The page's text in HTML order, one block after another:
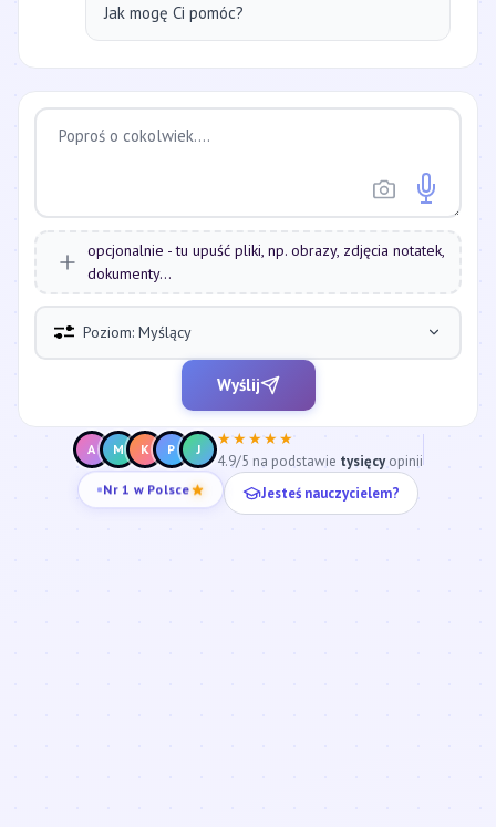
Jak mogę Ci pomóc?
opcjonalnie - tu upuść pliki, np. obrazy, zdjęcia notatek,
dokumenty...
Poziom: Myślący
Wyślij
A M K P J
★★★★★
4.9/5 na podstawie tysięcyopinii
Nr 1 w Polsce Jesteś nauczycielem?